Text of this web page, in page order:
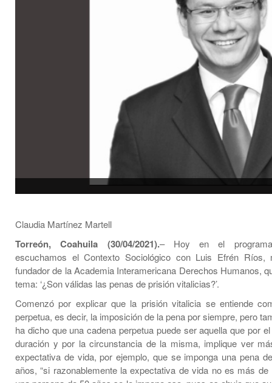
Claudia Martínez Martell
Torreón, Coahuila (30/04/2021).– Hoy en el programa
escuchamos el Contexto Sociológico con Luis Efrén Ríos,
fundador de la Academia Interamericana Derechos Humanos,
tema: ‘¿Son válidas las penas de prisión vitalicias?’.
Comenzó por explicar que la prisión vitalicia se entiende
perpetua, es decir, la imposición de la pena por siempre, pero
ha dicho que una cadena perpetua puede ser aquella que por
duración y por la circunstancia de la misma, implique ver
expectativa de vida, por ejemplo, que se imponga una pena
años, “si razonablemente la expectativa de vida no es más